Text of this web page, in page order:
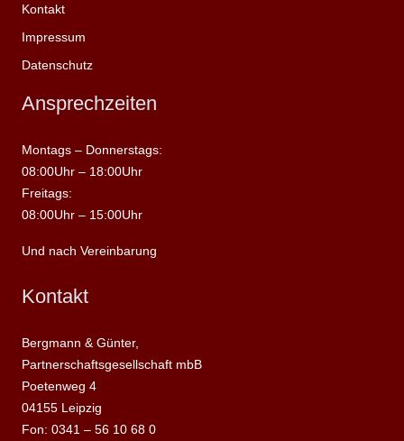
Kontakt
Impressum
Datenschutz
Ansprechzeiten
Montags – Donnerstags:
08:00Uhr – 18:00Uhr
Freitags:
08:00Uhr – 15:00Uhr
Und nach Vereinbarung
Kontakt
Bergmann & Günter,
Partnerschaftsgesellschaft mbB
Poetenweg 4
04155 Leipzig
Fon: 0341 – 56 10 68 0